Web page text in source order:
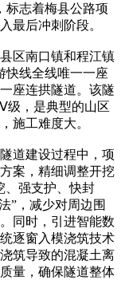
标志着梅县公路项
最后冲刺阶段。
区南口镇和程江镇
快线全线唯一一座
座连拱隧道。该隧
级，是典型的山区
施工难度大。
道建设过程中，项
案，精细调整开挖
、强支护、快封
”，减少对周边围
同时，引进智能数
逐窗入模浇筑技术
筑导致的混凝土离
量，确保隧道整体